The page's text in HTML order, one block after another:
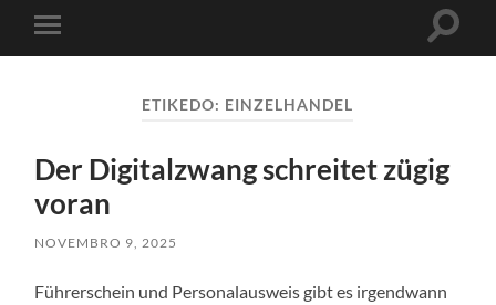
Toggle
mobile
Toggle
ETIKEDO: EINZELHANDEL
Der Digitalzwang schreitet zügig
voran
NOVEMBRO 9, 2025
Führerschein und Personalausweis gibt es irgendwann